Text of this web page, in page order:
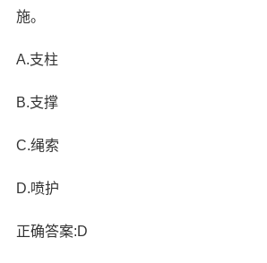
施。
A.支柱
B.支撑
C.绳索
D.喷护
正确答案:D